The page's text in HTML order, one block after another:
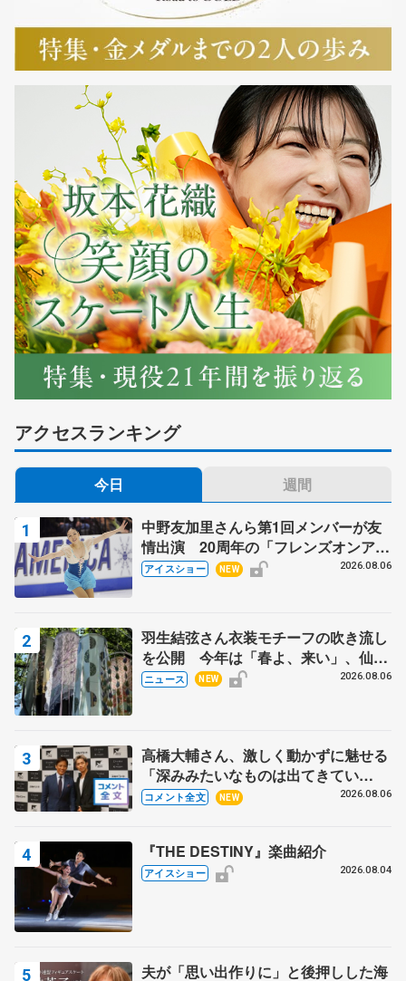
アクセスランキング
今日 週間
中野友加里さんら第1回メンバーが友
情出演 20周年の「フレンズオンアイ
ス」 宮本賢二さん、有川梨絵さん、
アイスショー NEW 2026.08.06
羽生結弦さん衣装モチーフの吹き流し
を公開 今年は「春よ、来い」、仙台
の瑞鳳殿
ニュース NEW 2026.08.06
高橋大輔さん、激しく動かずに魅せる
「深みみたいなものは出てきてい
る？」 〝兄さん〟と慕うレジェンド
コメント全文 NEW 2026.08.06
『THE DESTINY』楽曲紹介
アイスショー 2026.08.04
夫が「思い出作りに」と後押しした海